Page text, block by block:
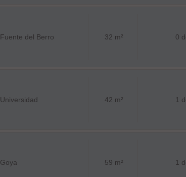
Fuente del Berro 32 m² 0
Universidad 42 m² 1
Goya 59 m² 1